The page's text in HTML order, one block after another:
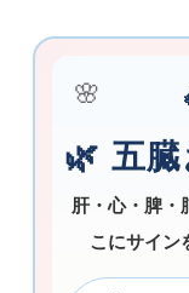
🌿 五
肝・心・脾・
こにサイン